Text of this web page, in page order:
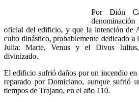
Por Dión
oficial del edificio, y que la intención de
culto dinástico, probablemente dedicado a
Julia: Marte, Venus y el Divus
divinizado.
El edificio sufrió daños por un incendio
reparado por Domiciano, aunque sufrió
tiempos de Trajano, en el año 110.